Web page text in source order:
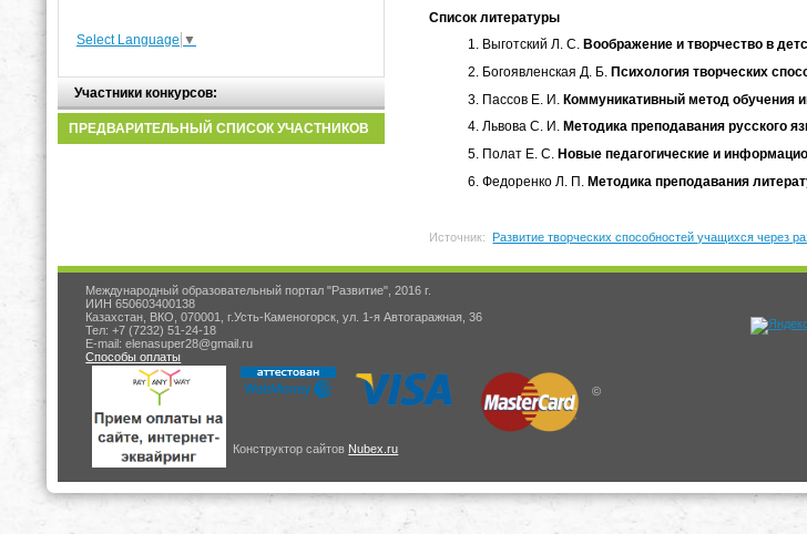
Select Language ▼
Участники конкурсов:
ПРЕДВАРИТЕЛЬНЫЙ СПИСОК УЧАСТНИКОВ
Список литературы
Выготский Л. С. Воображение и творчество в
Богоявленская Д. Б. Психология творческих
Пассов Е. И. Коммуникативный метод обучения
Львова С. И. Методика преподавания русского
Полат Е. С. Новые педагогические и
Федоренко Л. П. Методика преподавания
Источник: Развитие творческих способностей учащихся через
Международный образовательный портал "Развитие", 2016 г.
ИИН 650603400138
Казахстан, ВКО, 070001, г.Усть-Каменогорск, ул. 1-я Автогаражная, 36
Тел: +7 (7232) 51-24-18
E-mail: elenasuper28@gmail.ru
Способы оплаты
©
Конструктор сайтов Nubex.ru